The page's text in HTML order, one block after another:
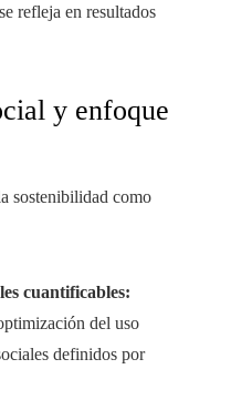
refleja en resultados
y enfoque
sostenibilidad como
cuantificables:
del uso
definidos por